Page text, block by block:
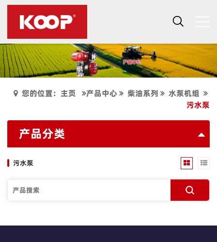
您的位置：主页 产品中心 柴油系列
水泵机组
污水泵
产品分类
污水泵